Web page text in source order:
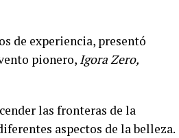
de experiencia, presentó
pionero, Igora Zero,
las fronteras de la
aspectos de la belleza.